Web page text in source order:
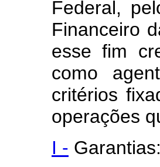
Federal,
Financeiro
esse fim
como
critérios
operações
I - Garantias: